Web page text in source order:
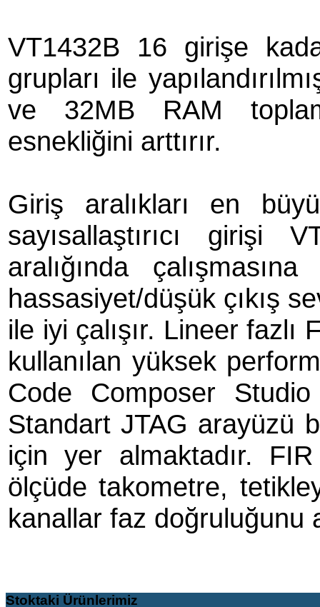
VT1432B 16 girişe
grupları ile
ve 32MB RAM
esnekliğini arttırır.
Giriş aralıkları en
sayısallaştırıcı girişi
aralığında
hassasiyet/düşük çıkış
ile iyi çalışır. Lineer
kullanılan yüksek
Code Composer Studio
Standart JTAG arayüzü
için yer almaktadır.
ölçüde takometre,
kanallar faz doğruluğunu
Stoktaki Ürünlerimiz